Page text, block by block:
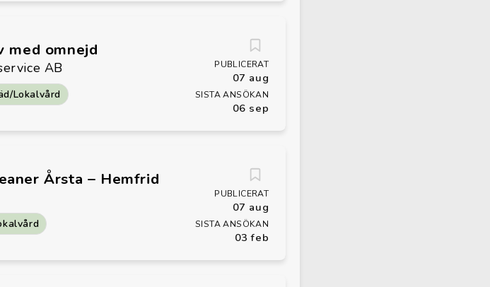
med omnejd
AB
Lokalvård
PUBLICERAT
07 aug
SISTA ANSÖKAN
06 sep
Årsta – Hemfrid
PUBLICERAT
07 aug
SISTA ANSÖKAN
03 feb